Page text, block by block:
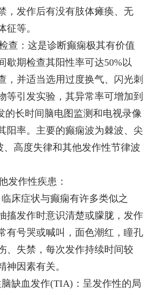
，发作后有没有肢体瘫痪、无
征等。
查：这是诊断癫痫极其有价值
歇期检查其阳性率可达50%以
，并适当选用过度换气、闪光刺
等引发实验，其异常率可增加到
的长时间脑电图监测和电视录像
阳率。主要的癫痫波为棘波、尖
、高度失律和其他发作性节律波
发作性疾患：
床症状与癫痫有许多类似之
搐发作时意识清楚或朦胧，发作
有号哭或喊叫，面色潮红，瞳孔
、失禁，每次发作持续时间较
神因素有关。
缺血发作(TIA)：呈发作性的局